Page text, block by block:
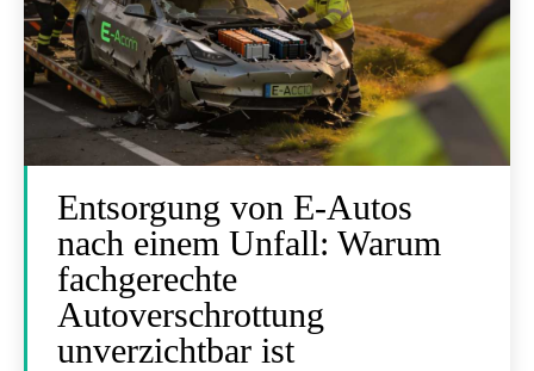
Entsorgung von E-Autos
nach einem Unfall: Warum
fachgerechte
Autoverschrottung
unverzichtbar ist